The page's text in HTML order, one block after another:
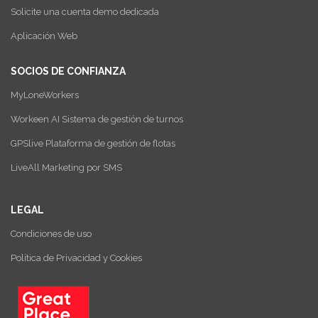
Solicite una cuenta demo dedicada
Aplicación Web
SOCIOS DE CONFIANZA
MyLoneWorkers
Workeen AI Sistema de gestión de turnos
GPSlive Plataforma de gestión de flotas
LiveAll Marketing por SMS
LEGAL
Condiciones de uso
Política de Privacidad y Cookies